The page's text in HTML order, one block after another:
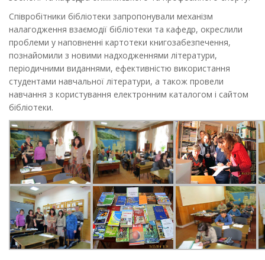
Співробітники бібліотеки запропонували механізм
налагодження взаємодії бібліотеки та кафедр, окреслили
проблеми у наповненні картотеки книгозабезпечення,
познайомили з новими надходженнями літератури,
періодичними виданнями, ефективністю використання
студентами навчальної літератури, а також провели
навчання з користування електронним каталогом і сайтом
бібліотеки.